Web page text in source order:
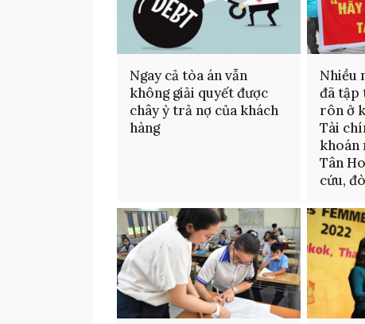
Ngay cả tòa án vẫn
không giải quyết được
chây ỳ trả nợ của khách
hàng
Nhiều
đã tập
rôn ở
Tài
khoán
Tân
cứu,